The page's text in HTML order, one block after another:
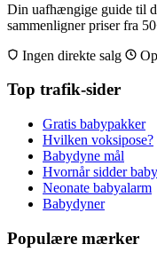
Din uafhængige guide til
sammenligner priser fra
Ingen direkte salg
Top trafik-sider
Gratis babypakker
Hvilken voksipose?
Babydyne mål
Hvornår sidder
Neonate babyalarm
Babydyner
Populære mærker